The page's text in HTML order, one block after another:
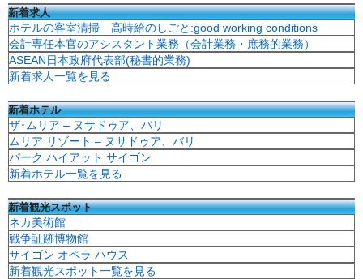
新着求人
ホテルの客室清掃 高時給のしごと:good working conditions
会計専任本官のアシスタント業務（会計業務・庶務的業務）
ASEAN日本政府代表部(秘書的業務)
新着求人一覧を見る
新着ホテル
ザ･ムリア – ヌサドゥア、バリ
ムリア リゾート – ヌサドゥア、バリ
パーク ハイアット サイゴン
新着ホテル一覧を見る
新着観光スポット
ネカ美術館
戦争証跡博物館
サイゴン オペラ ハウス
新着観光スポット一覧を見る